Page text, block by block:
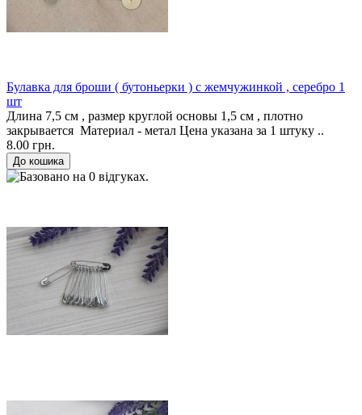
Булавка для броши ( бутоньерки ) с жемчужинкой , серебро 1
шт
Длина 7,5 см , размер круглой основы 1,5 см , плотно
закрывается Материал - метал Цена указана за 1 штуку ..
8.00 грн.